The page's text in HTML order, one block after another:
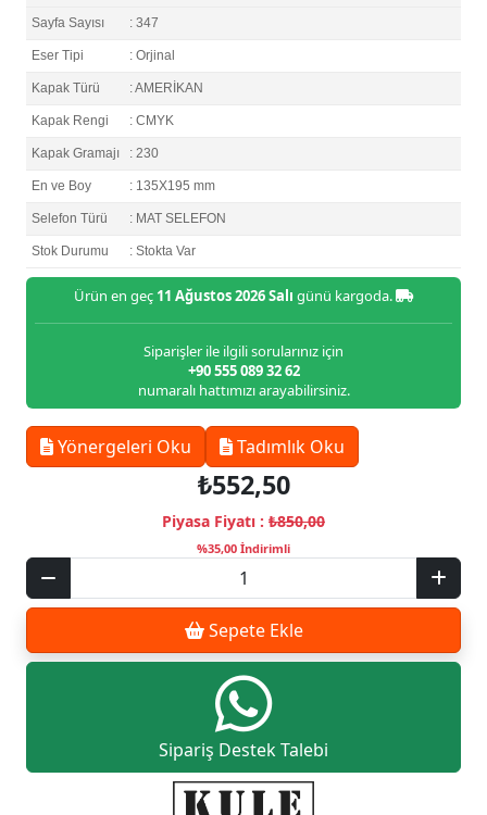
Sayfa Sayısı : 347
Eser Tipi : Orjinal
Kapak Türü : AMERİKAN
Kapak Rengi : CMYK
Kapak Gramajı : 230
En ve Boy : 135X195 mm
Selefon Türü : MAT SELEFON
Stok Durumu : Stokta Var
Ürün en geç 11 Ağustos 2026 Salı günü kargoda.
Siparişler ile ilgili sorularınız için
+90 555 089 32 62
numaralı hattımızı arayabilirsiniz.
Yönergeleri Oku Tadımlık Oku
₺552,50
Piyasa Fiyatı : ₺850,00
%35,00 İndirimli
Sepete Ekle
Sipariş Destek Talebi